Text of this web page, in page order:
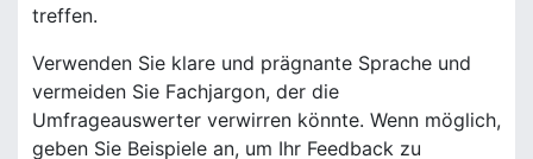
treffen.
Verwenden Sie klare und prägnante Sprache und
vermeiden Sie Fachjargon, der die
Umfrageauswerter verwirren könnte. Wenn möglich,
geben Sie Beispiele an, um Ihr Feedback zu